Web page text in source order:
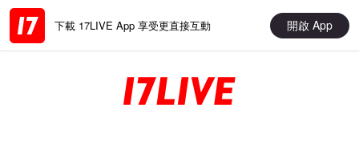
下載 17LIVE App 享受更直接互動 開啟 App